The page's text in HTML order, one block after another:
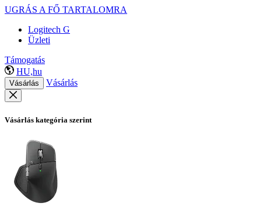
UGRÁS A FŐ TARTALOMRA
Logitech G
Üzleti
Támogatás
HU,hu
Vásárlás Vásárlás
Vásárlás kategória szerint